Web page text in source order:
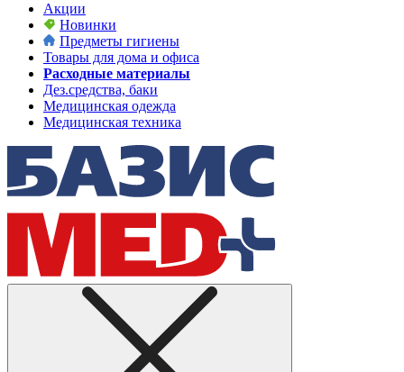
Акции
Новинки
Предметы гигиены
Товары для дома и офиса
Расходные материалы
Дез.средства, баки
Медицинская одежда
Медицинская техника